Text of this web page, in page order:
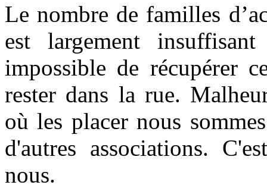
Le nombre de familles
est largement
impossible de récupérer
rester dans la rue.
où les placer nous
d'autres associations.
nous.